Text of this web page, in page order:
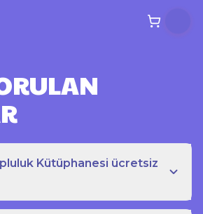
Kütüphanesi ücretsiz